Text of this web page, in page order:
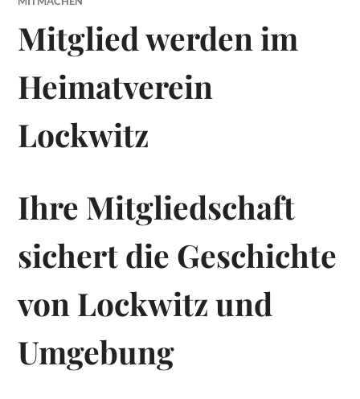
Mitglied werden im
Heimatverein
Lockwitz
Ihre Mitgliedschaft
sichert die Geschichte
von Lockwitz und
Umgebung